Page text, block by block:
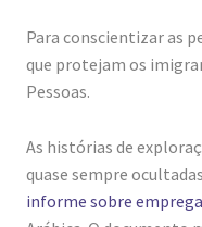
Para conscientizar as
que protejam os
Pessoas.
As histórias de
quase sempre
informe sobre